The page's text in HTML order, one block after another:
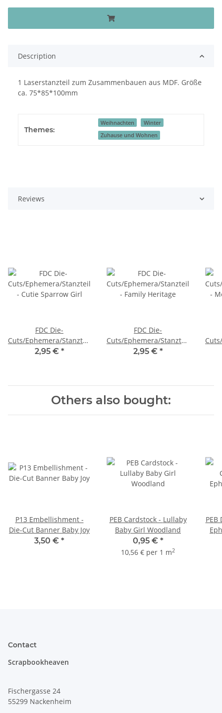
Description
1 Laserstanzteil zum Zusammenbauen aus MDF. Größe
ca. 75*85*100mm
Themes:
Weihnachten
Winter
Zuhause und Wohnen
Reviews
FDC Die-
Cuts/Ephemera/Stanzteile
- Cutie Sparrow Girl
2,95 € *
FDC Die-
Cuts/Ephemera/Stanzteile
- Family Heritage
2,95 € *
Others also bought:
P13 Embellishment -
Die-Cut Banner Baby Joy
3,50 € *
PEB Cardstock - Lullaby
Baby Girl Woodland
0,95 € *
10,56 € per 1 m2
Contact
Scrapbookheaven
Fischergasse 24
55299 Nackenheim